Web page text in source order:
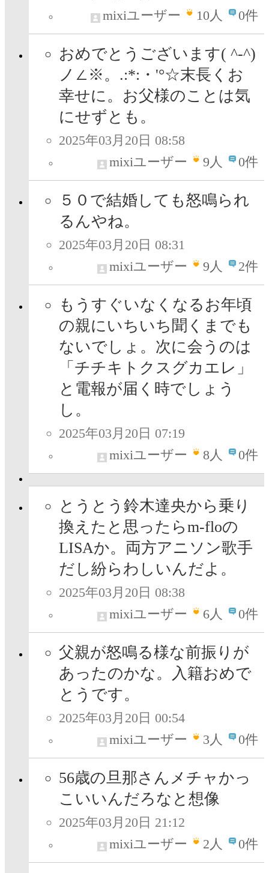
mixiユーザー
10人 0件
おめでとうございます( ^-^)
ノ∠※。.:*:・'°☆末長くお
幸せに。お父様のことは気
にせずとも。
2025年03月20日 08:58
mixiユーザー
9人 0件
５０で結婚しても怒鳴られ
るんやね。
2025年03月20日 08:31
mixiユーザー
9人 2件
もうすぐいなくなるお年頃
の親にいちいち聞くまでも
ないでしょ。次に会うのは
「チチキトクスグカエレ」
と電報が届く時でしょう
し。
2025年03月20日 07:19
mixiユーザー
8人 0件
とうとう鈴木達央から乗り
換えたと思ったらm-floの
LISAか。両方アニソン歌手
だし紛らわしいんだよ。
2025年03月20日 08:38
mixiユーザー
6人 0件
父親が怒鳴る様な前振りが
あったのかな。入籍おめで
とうです。
2025年03月20日 00:54
mixiユーザー
3人 0件
56歳の旦那さんメチャかっ
こいいんだろなと想像
2025年03月20日 21:12
mixiユーザー
2人 0件